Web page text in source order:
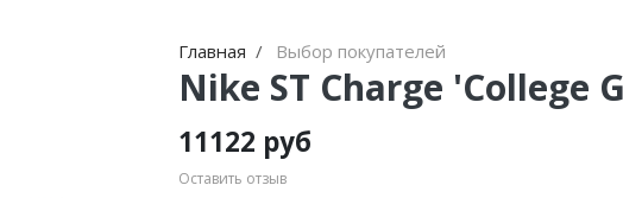
Главная Выбор покупателей
Nike ST Charge 'College
11122 руб
Оставить отзыв